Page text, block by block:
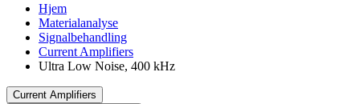
Hjem
Materialanalyse
Signalbehandling
Current Amplifiers
Ultra Low Noise, 400 kHz
Current Amplifiers